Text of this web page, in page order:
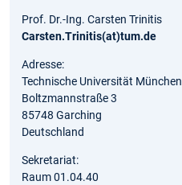
Prof. Dr.-Ing. Carsten Trinitis
Carsten.Trinitis(at)tum.de
Adresse:
Technische Universität München
Boltzmannstraße 3
85748 Garching
Deutschland
Sekretariat:
Raum 01.04.40